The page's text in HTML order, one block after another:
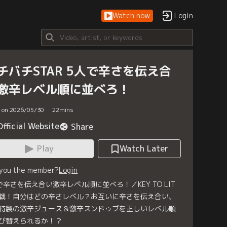
Watch now Login
バチSTAR 5人で辛さを伝え合
辛レベル順に並べろ！
2026/05/30 22mins
Website
Share
Play
Watch Later
the member?Login
辛さを伝え合い激辛レベル順に並べろ！／KEY TO LIT
！自分はどの辛さレベル？お互いに辛さを伝え合い、
製の激辛ジュース＆激辛スンドゥブを正しいレベル順
替えられるか！？